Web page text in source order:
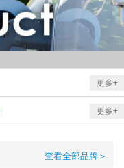
更多+
更多+
查看全部品牌＞